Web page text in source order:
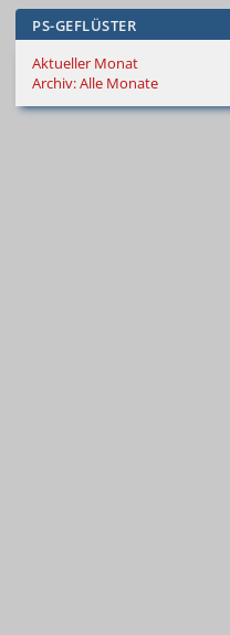
PS-GEFLÜSTER
Aktueller Monat
Archiv: Alle Monate